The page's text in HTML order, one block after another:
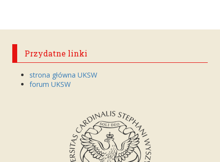
Przydatne linki
strona główna UKSW
forum UKSW